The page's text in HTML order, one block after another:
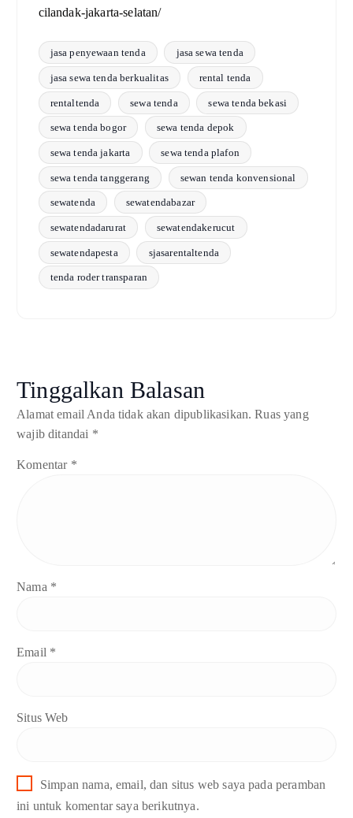
cilandak-jakarta-selatan/
jasa penyewaan tenda jasa sewa tenda
jasa sewa tenda berkualitas rental tenda
rentaltenda sewa tenda sewa tenda bekasi
sewa tenda bogor sewa tenda depok
sewa tenda jakarta sewa tenda plafon
sewa tenda tanggerang sewan tenda konvensional
sewatenda sewatendabazar
sewatendadarurat sewatendakerucut
sewatendapesta sjasarentaltenda
tenda roder transparan
Tinggalkan Balasan
Alamat email Anda tidak akan dipublikasikan. Ruas yang
wajib ditandai *
Komentar *
Nama *
Email *
Situs Web
Simpan nama, email, dan situs web saya pada peramban
ini untuk komentar saya berikutnya.